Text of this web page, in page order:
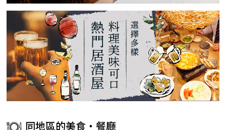
同地區的美食・餐廳